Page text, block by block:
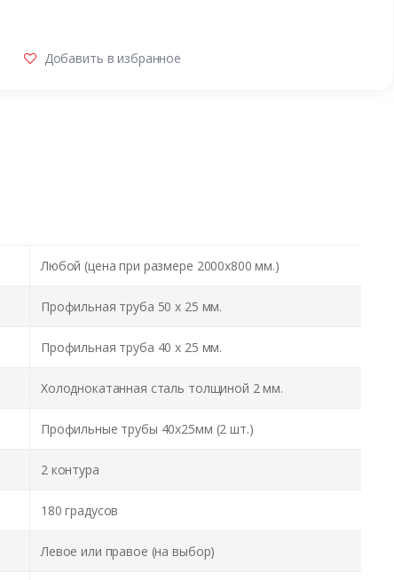
Добавить в избранное
Любой (цена при размере 2000x800 мм.)
Профильная труба 50 х 25 мм.
Профильная труба 40 х 25 мм.
Холоднокатанная сталь толщиной 2 мм.
Профильные трубы 40х25мм (2 шт.)
2 контура
180 градусов
Левое или правое (на выбор)